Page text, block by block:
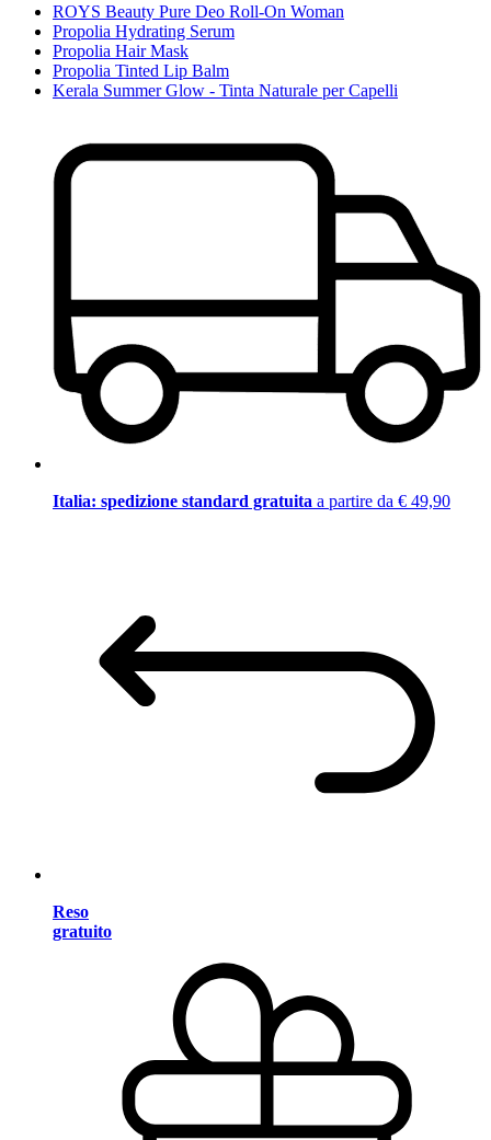
ROYS Beauty Pure Deo Roll-On Woman
Propolia Hydrating Serum
Propolia Hair Mask
Propolia Tinted Lip Balm
Kerala Summer Glow - Tinta Naturale per Capelli
Italia: spedizione standard gratuita a partire da € 49,90
Reso
gratuito